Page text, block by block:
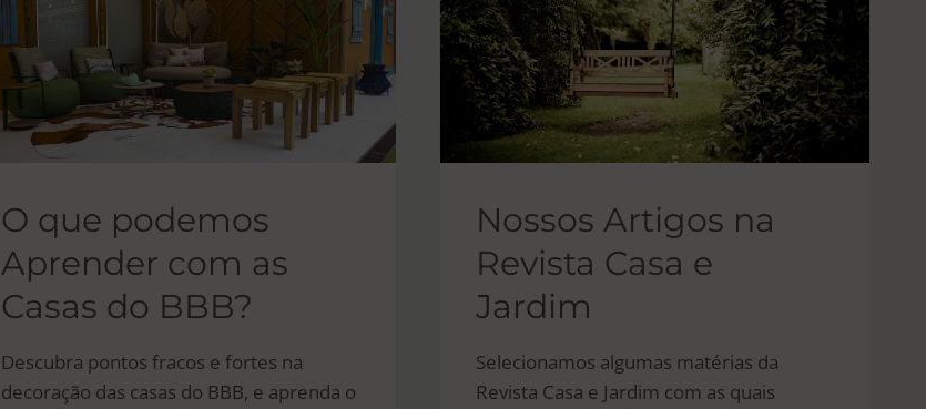
O que podemos
Aprender com as
Casas do BBB?
Descubra pontos fracos e fortes na
decoração das casas do BBB, e aprenda o
Nossos Artigos na
Revista Casa e
Jardim
Selecionamos algumas matérias da
Revista Casa e Jardim com as quais